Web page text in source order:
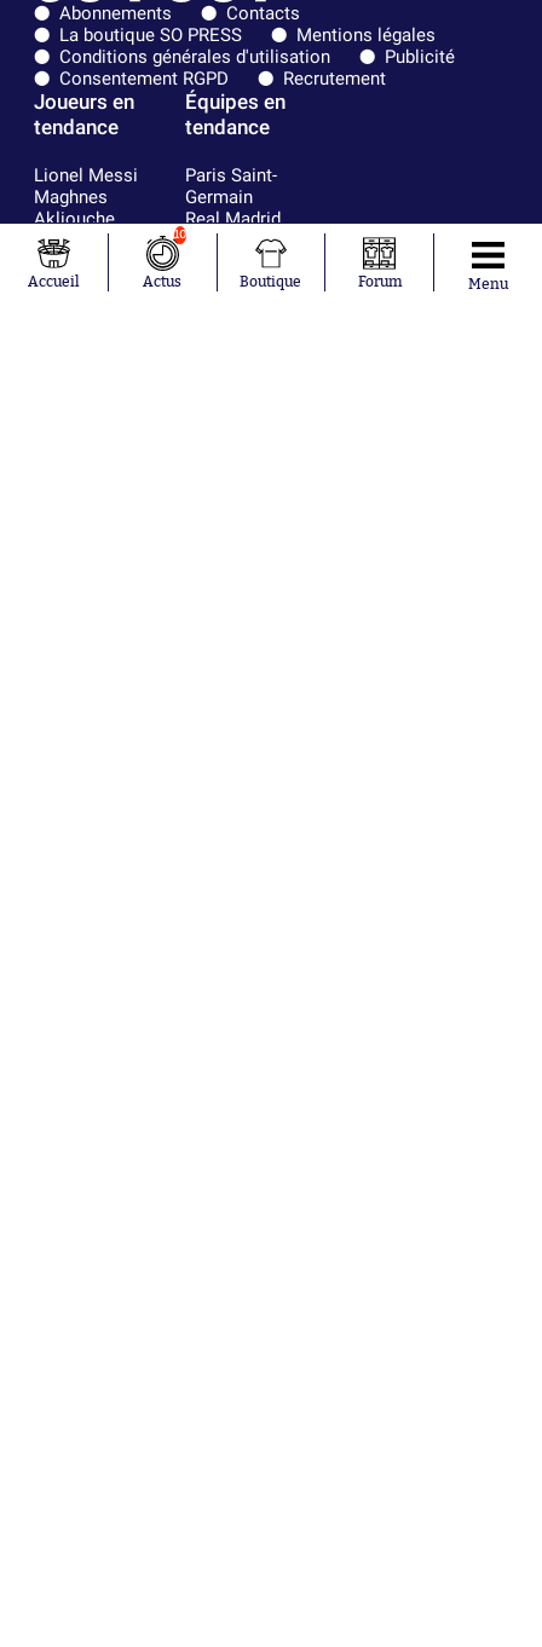
Abonnements
Contacts
La boutique SO PRESS
Mentions légales
Conditions générales d'utilisation
Publicité
Consentement RGPD
Recrutement
Joueurs en
tendance
Lionel Messi
Maghnes
Akliouche
Mohamed
Salah
Neymar
Équipes en
tendance
Paris Saint-
Germain
Real Madrid
Olympique de
Accueil
10
Actus Boutique Forum Menu